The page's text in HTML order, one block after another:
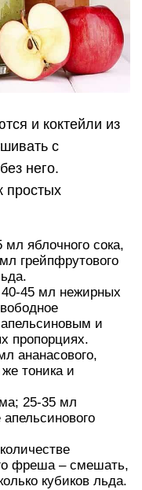
и коктейли из
с
него.
простых
яблочного сока,
грейпфрутового
45 мл нежирных
апельсиновым и
пропорциях.
ананасового,
тоника и
25-35 мл
фреша – смешать,
кубиков льда.